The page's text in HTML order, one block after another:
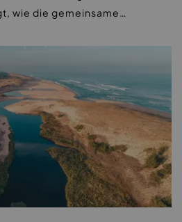
wie die gemeinsame…